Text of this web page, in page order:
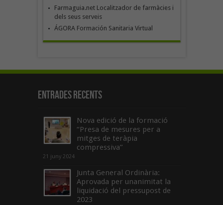
Farmaguia.net Localitzador de farmàcies i
dels seus serveis
ÁGORA Formación Sanitaria Virtual
Entrades recents
Nova edició de la formació
“Presa de mesures per a
mitges de teràpia
compressiva”
21 juny 2024
Junta General Ordinària:
Aprovada per unanimitat la
liquidació del pressupost de
2023